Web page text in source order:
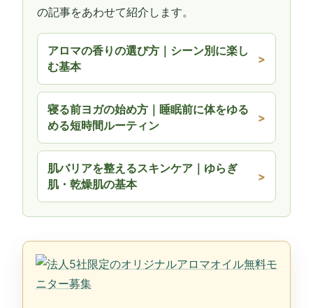
の記事をあわせて紹介します。
アロマの香りの選び方｜シーン別に楽し
む基本
寝る前ヨガの始め方｜睡眠前に体をゆる
める短時間ルーティン
肌バリアを整えるスキンケア｜ゆらぎ
肌・乾燥肌の基本